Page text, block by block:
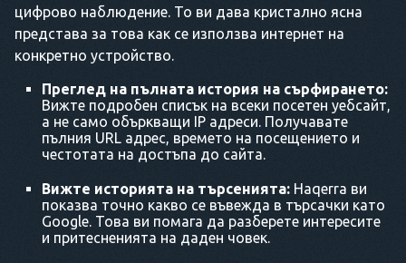
цифрово наблюдение. То ви дава кристално ясна
представа за това как се използва интернет на
конкретно устройство.
Преглед на пълната история на сърфирането:
Вижте подробен списък на всеки посетен уебсайт,
а не само объркващи IP адреси. Получавате
пълния URL адрес, времето на посещението и
честотата на достъпа до сайта.
Вижте историята на търсенията: Haqerra ви
показва точно какво се въвежда в търсачки като
Google. Това ви помага да разберете интересите
и притесненията на даден човек.